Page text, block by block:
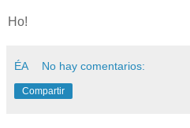
Ho!
ÉA No hay comentarios:
Compartir